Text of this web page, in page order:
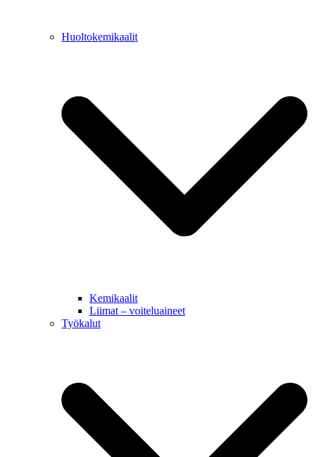
Huoltokemikaalit
Kemikaalit
Liimat – voiteluaineet
Työkalut